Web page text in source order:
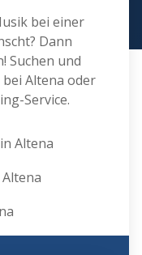
bei einer
Dann
Suchen und
Altena oder
Service.
in Altena